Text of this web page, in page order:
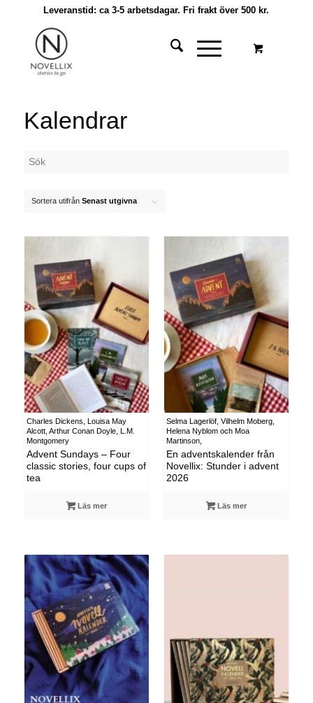
Leveranstid: ca 3-5 arbetsdagar. Fri frakt över 500 kr.
Kalendrar
Sortera utifrån Senast utgivna
Charles Dickens, Louisa May
Alcott, Arthur Conan Doyle, L.M.
Montgomery
Advent Sundays – Four
classic stories, four cups of
tea
Läs mer
Selma Lagerlöf, Vilhelm Moberg,
Helena Nyblom och Moa
Martinson,
En adventskalender från
Novellix: Stunder i advent
2026
Läs mer